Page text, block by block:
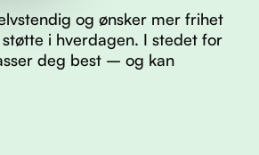
og ønsker mer frihet
i hverdagen. I stedet for
deg best – og kan